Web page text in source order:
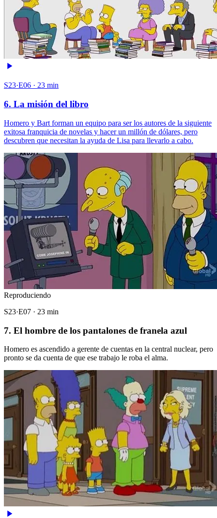
S23·E06 · 23 min
6. La misión del libro
Homero y Bart forman un equipo para ser los autores de la siguiente
exitosa franquicia de novelas y hacer un millón de dólares, pero
descubren que necesitan la ayuda de Lisa para llevarlo a cabo.
Reproduciendo
S23·E07 · 23 min
7. El hombre de los pantalones de franela azul
Homero es ascendido a gerente de cuentas en la central nuclear, pero
pronto se da cuenta de que ese trabajo le roba el alma.